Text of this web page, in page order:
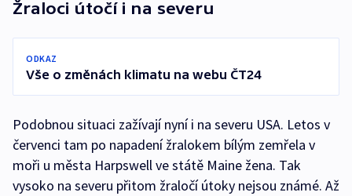
Žraloci útočí i na severu
ODKAZ
Vše o změnách klimatu na webu ČT24
Podobnou situaci zažívají nyní i na severu USA. Letos v
červenci tam po napadení žralokem bílým zemřela v
moři u města Harpswell ve státě Maine žena. Tak
vysoko na severu přitom žraločí útoky nejsou známé. Až